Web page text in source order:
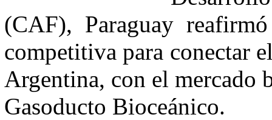
(CAF), Paraguay
competitiva para conectar
Argentina, con el mercado
Gasoducto Bioceánico.